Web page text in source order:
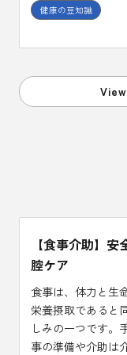
また、咳止め薬に
を使うと症状が悪
健康の豆知識
【食事介助】
腔ケア
食事は、体力と生
栄養摂取であると
しみの一つです。
事の準備や介助は